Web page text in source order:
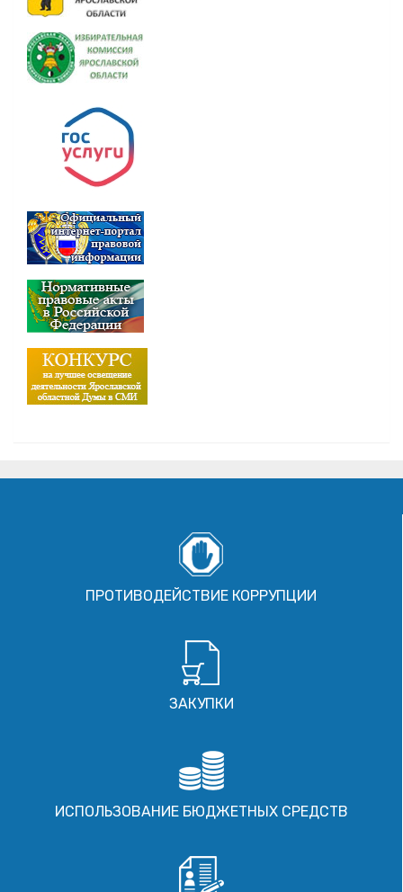
ПРОТИВОДЕЙСТВИЕ КОРРУПЦИИ
ЗАКУПКИ
ИСПОЛЬЗОВАНИЕ БЮДЖЕТНЫХ СРЕДСТВ